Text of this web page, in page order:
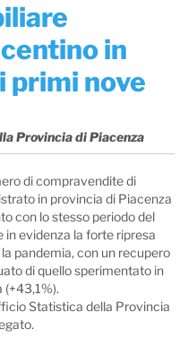
in
primi nove
Provincia di Piacenza
di compravendite di
in provincia di Piacenza
con lo stesso periodo del
evidenza la forte ripresa
pandemia, con un recupero
di quello sperimentato in
(+43,1%).
Statistica della Provincia